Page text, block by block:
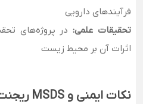
فرآیندهای دارویی
تحقیقات علمی:در پروژه‌های
اثرات آن بر محیط زیست
نکات ایمنی و MSDS ریجنت پودری کلر آزاد DPD